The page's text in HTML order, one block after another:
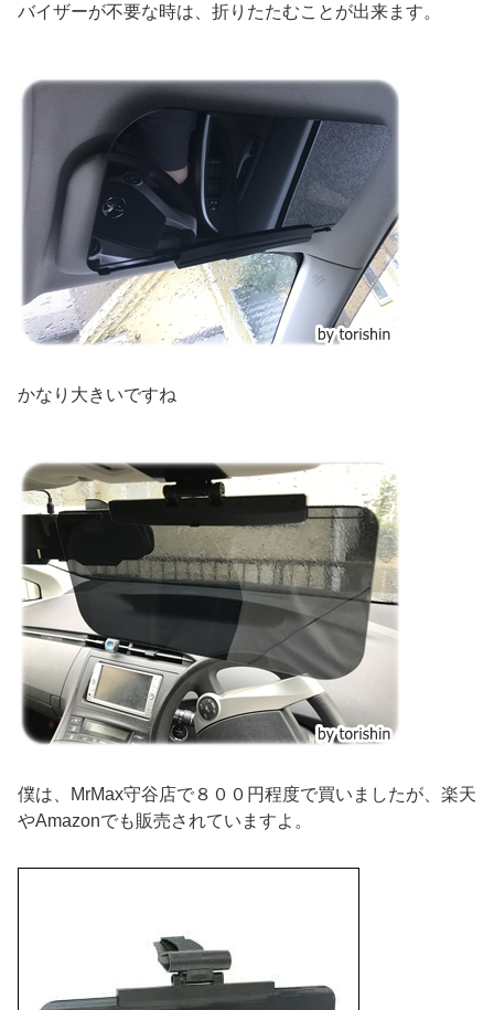
バイザーが不要な時は、折りたたむことが出来ます。
かなり大きいですね
僕は、MrMax守谷店で８００円程度で買いましたが、楽天
やAmazonでも販売されていますよ。